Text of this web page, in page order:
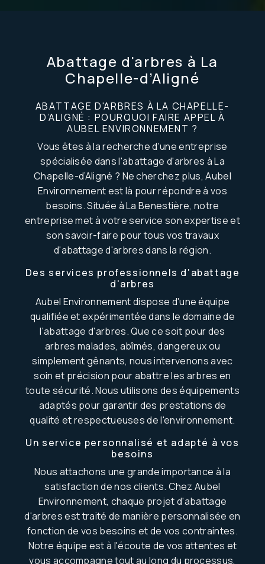
Abattage d'arbres à La
Chapelle-d’Aligné
ABATTAGE D'ARBRES À LA CHAPELLE-
D’ALIGNÉ : POURQUOI FAIRE APPEL À
AUBEL ENVIRONNEMENT ?
Vous êtes à la recherche d'une entreprise
spécialisée dans l'abattage d'arbres à La
Chapelle-d’Aligné ? Ne cherchez plus, Aubel
Environnement est là pour répondre à vos
besoins. Située à La Benestière, notre
entreprise met à votre service son expertise et
son savoir-faire pour tous vos travaux
d'abattage d'arbres dans la région.
Des services professionnels d'abattage
d'arbres
Aubel Environnement dispose d'une équipe
qualifiée et expérimentée dans le domaine de
l'abattage d'arbres. Que ce soit pour des
arbres malades, abîmés, dangereux ou
simplement gênants, nous intervenons avec
soin et précision pour abattre les arbres en
toute sécurité. Nous utilisons des équipements
adaptés pour garantir des prestations de
qualité et respectueuses de l'environnement.
Un service personnalisé et adapté à vos
besoins
Nous attachons une grande importance à la
satisfaction de nos clients. Chez Aubel
Environnement, chaque projet d'abattage
d'arbres est traité de manière personnalisée en
fonction de vos besoins et de vos contraintes.
Notre équipe est à l'écoute de vos attentes et
vous accompagne tout au long du processus,